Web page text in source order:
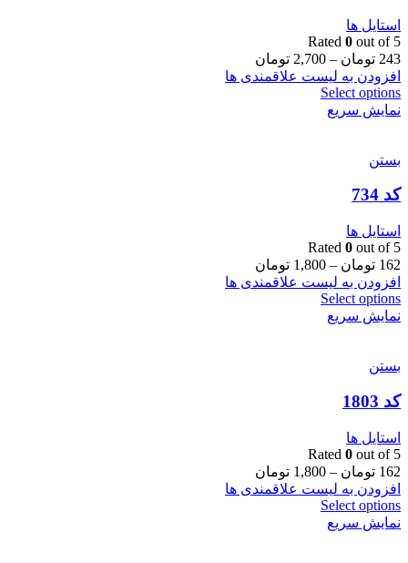
استایل ها
Rated 0 out of 5
243 تومان –
2,700 تومان
افزودن به لیست علاقمندی ها
Select options
نمایش سریع
بستن
کد 734
استایل ها
Rated 0 out of 5
162 تومان –
1,800 تومان
افزودن به لیست علاقمندی ها
Select options
نمایش سریع
بستن
کد 1803
استایل ها
Rated 0 out of 5
162 تومان –
1,800 تومان
افزودن به لیست علاقمندی ها
Select options
نمایش سریع